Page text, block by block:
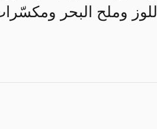
وملح البحر